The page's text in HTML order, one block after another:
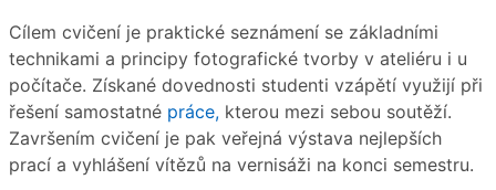
Cílem cvičení je praktické seznámení se základními
technikami a principy fotografické tvorby v ateliéru i u
počítače. Získané dovednosti studenti vzápětí využijí při
řešení samostatné práce, kterou mezi sebou soutěží.
Završením cvičení je pak veřejná výstava nejlepších
prací a vyhlášení vítězů na vernisáži na konci semestru.